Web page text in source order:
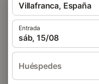
Villafranca, España
Entrada
sáb, 15/08
Huéspedes